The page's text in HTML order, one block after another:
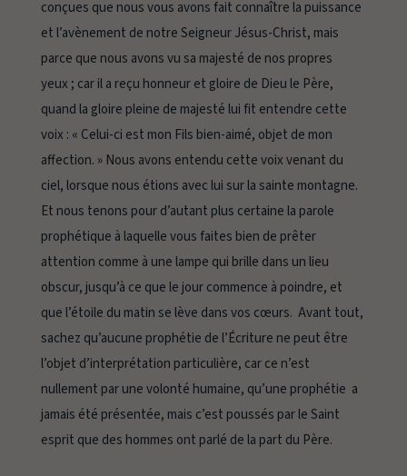
conçues que nous vous avons fait connaître la puissance
et l’avènement de notre Seigneur Jésus-Christ, mais
parce que nous avons vu sa majesté de nos propres
yeux ; car il a reçu honneur et gloire de Dieu le Père,
quand la gloire pleine de majesté lui fit entendre cette
voix : « Celui-ci est mon Fils bien-aimé, objet de mon
affection. » Nous avons entendu cette voix venant du
ciel, lorsque nous étions avec lui sur la sainte montagne.
Et nous tenons pour d’autant plus certaine la parole
prophétique à laquelle vous faites bien de prêter
attention comme à une lampe qui brille dans un lieu
obscur, jusqu’à ce que le jour commence à poindre, et
que l’étoile du matin se lève dans vos cœurs. Avant tout,
sachez qu’aucune prophétie de l’Écriture ne peut être
l’objet d’interprétation particulière, car ce n’est
nullement par une volonté humaine, qu’une prophétie a
jamais été présentée, mais c’est poussés par le Saint
esprit que des hommes ont parlé de la part du Père.